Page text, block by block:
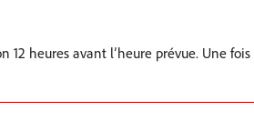
heures avant l’heure prévue. Une